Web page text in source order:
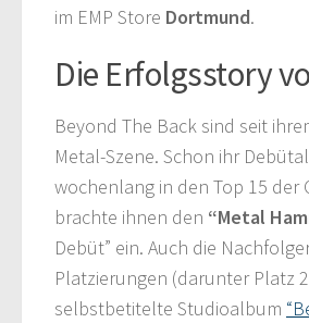
im EMP Store Dortmund.
Die Erfolgsstory
Beyond The Back sind seit
Metal-Szene. Schon ihr
wochenlang in den Top 15
brachte ihnen den “Metal
Debüt” ein. Auch die
Platzierungen (darunter Platz
selbstbetitelte Studioalbum